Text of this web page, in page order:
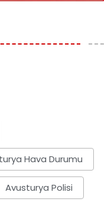
Hava Durumu
Avusturya Polisi